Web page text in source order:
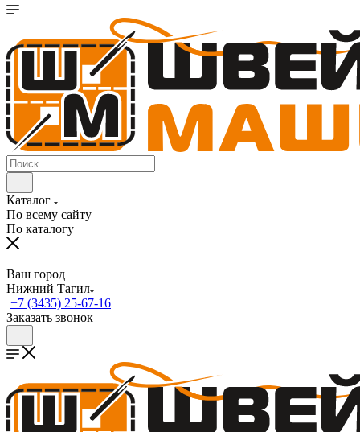
Каталог
По всему сайту
По каталогу
Ваш город
Нижний Тагил
+7 (3435) 25-67-16
Заказать звонок